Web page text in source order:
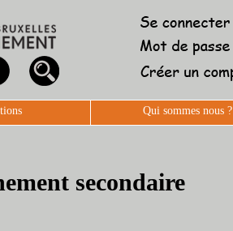
Qui sommes nous ?
secondaire